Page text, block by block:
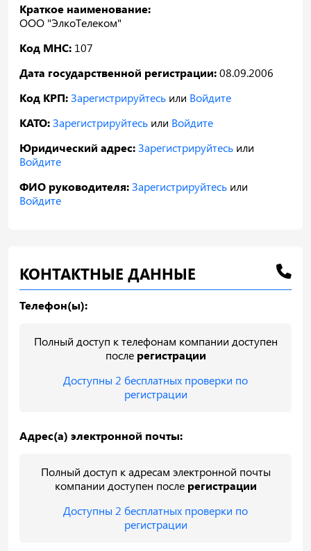
Краткое наименование:
ООО "ЭлкоТелеком"
Код МНС: 107
Дата государственной регистрации:08.09.2006
Код КРП:Зарегистрируйтесь или Войдите
КАТО:Зарегистрируйтесь или Войдите
Юридический адрес:Зарегистрируйтесь или
Войдите
ФИО руководителя:Зарегистрируйтесь или
Войдите
КОНТАКТНЫЕ ДАННЫЕ
Телефон(ы):
Полный доступ к телефонам компании доступен
после регистрации
Доступны 2 бесплатных проверки по
регистрации
Адрес(а) электронной почты:
Полный доступ к адресам электронной почты
компании доступен после регистрации
Доступны 2 бесплатных проверки по
регистрации